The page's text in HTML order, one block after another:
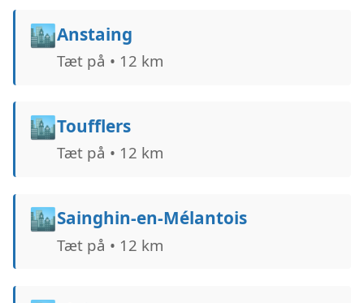
🏙️Anstaing
Tæt på • 12 km
🏙️Toufflers
Tæt på • 12 km
🏙️Sainghin-en-Mélantois
Tæt på • 12 km